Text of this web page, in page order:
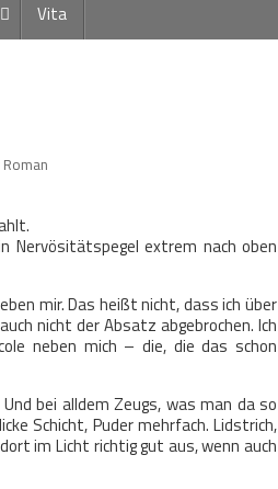
Vita
Nervösitätspegel extrem nach oben
mir. Das heißt nicht, dass ich über
nicht der Absatz abgebrochen. Ich
neben mich – die, die das schon
bei alldem Zeugs, was man da so
Schicht, Puder mehrfach. Lidstrich,
im Licht richtig gut aus, wenn auch